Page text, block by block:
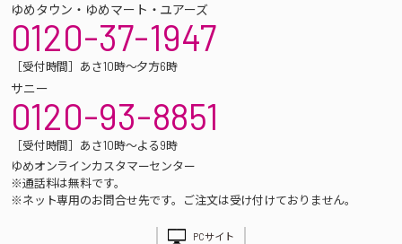
ゆめタウン・ゆめマート・ユアーズ
0120-37-1947
［受付時間］あさ10時～夕方6時
サニー
0120-93-8851
［受付時間］あさ10時～よる9時
ゆめオンラインカスタマーセンター
※通話料は無料です。
※ネット専用のお問合せ先です。ご注文は受け付けておりません。
PCサイト